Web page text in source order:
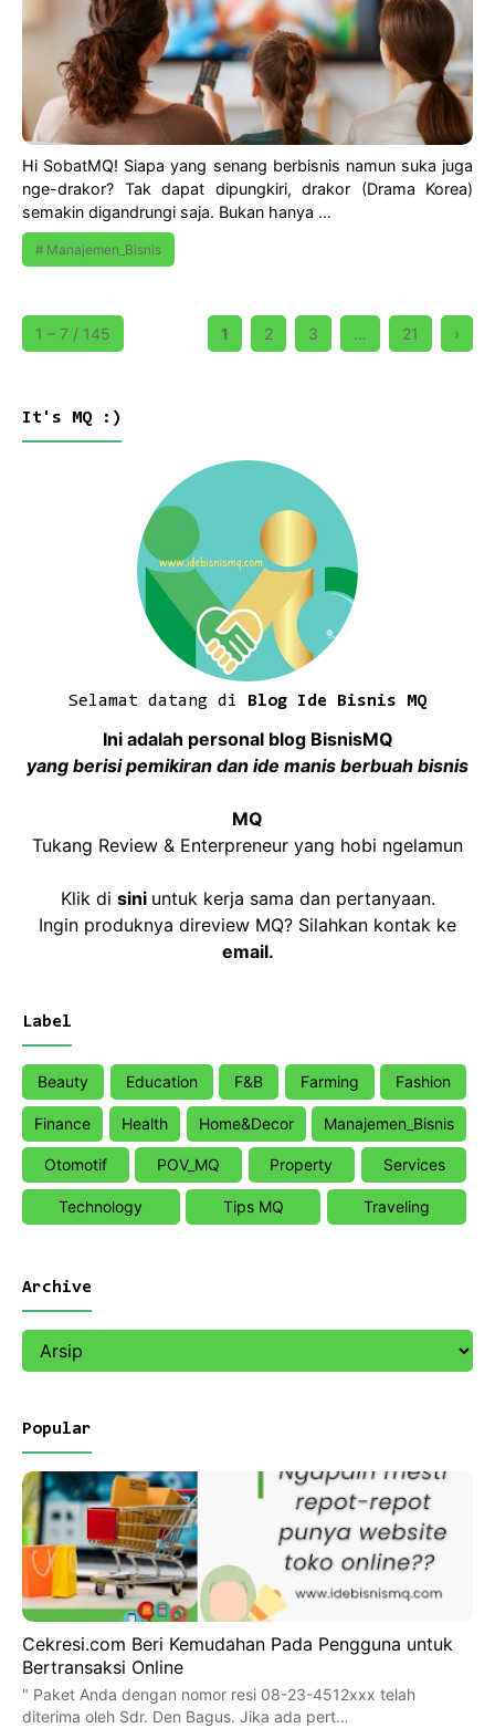
Hi SobatMQ! Siapa yang senang berbisnis namun suka juga
nge-drakor? Tak dapat dipungkiri, drakor (Drama Korea)
semakin digandrungi saja. Bukan hanya …
Manajemen_Bisnis
1 – 7 / 145 1 2 3 … 21 ›
It's MQ :)
Selamat datang di Blog Ide Bisnis MQ
Ini adalah personal blog BisnisMQ
yang berisi pemikiran dan ide manis berbuah bisnis
MQ
Tukang Review & Enterpreneur yang hobi ngelamun
Klik di sini untuk kerja sama dan pertanyaan.
Ingin produknya direview MQ? Silahkan kontak ke
email.
Label
Beauty Education F&B Farming Fashion
Finance Health Home&Decor Manajemen_Bisnis
Otomotif POV_MQ Property Services
Technology Tips MQ Traveling
Archive
Popular
Cekresi.com Beri Kemudahan Pada Pengguna untuk
Bertransaksi Online
" Paket Anda dengan nomor resi 08-23-4512xxx telah
diterima oleh Sdr. Den Bagus. Jika ada pert…